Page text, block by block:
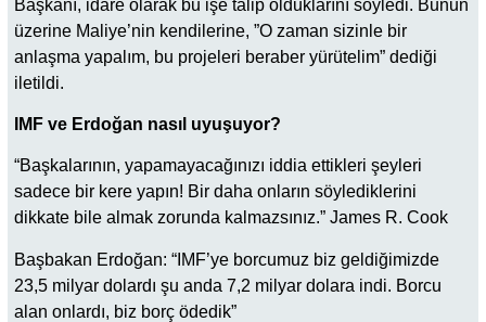
Başkanı, idare olarak bu işe talip olduklarını söyledi. Bunun
üzerine Maliye’nin kendilerine, ”O zaman sizinle bir
anlaşma yapalım, bu projeleri beraber yürütelim” dediği
iletildi.
IMF ve Erdoğan nasıl uyuşuyor?
“Başkalarının, yapamayacağınızı iddia ettikleri şeyleri
sadece bir kere yapın! Bir daha onların söylediklerini
dikkate bile almak zorunda kalmazsınız.” James R. Cook
Başbakan Erdoğan: “IMF’ye borcumuz biz geldiğimizde
23,5 milyar dolardı şu anda 7,2 milyar dolara indi. Borcu
alan onlardı, biz borç ödedik”